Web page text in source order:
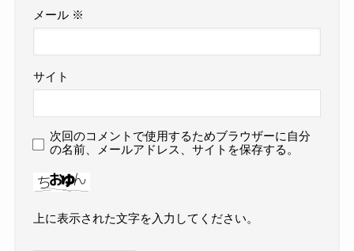
メール ※
サイト
次回のコメントで使用するためブラウザーに自分
の名前、メールアドレス、サイトを保存する。
上に表示された文字を入力してください。